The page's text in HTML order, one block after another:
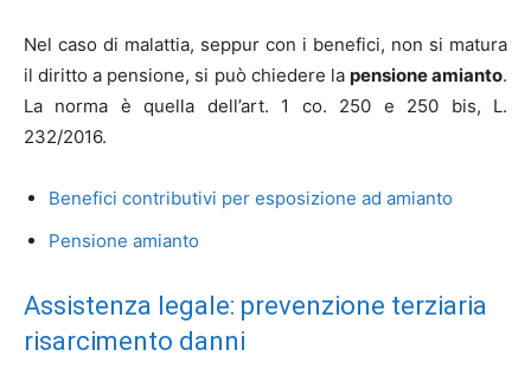
Nel caso di malattia, seppur con i benefici, non si matura
il diritto a pensione, si può chiedere la pensione amianto.
La norma è quella dell’art. 1 co. 250 e 250 bis, L.
232/2016.
Benefici contributivi per esposizione ad amianto
Pensione amianto
Assistenza legale: prevenzione terziaria
risarcimento danni